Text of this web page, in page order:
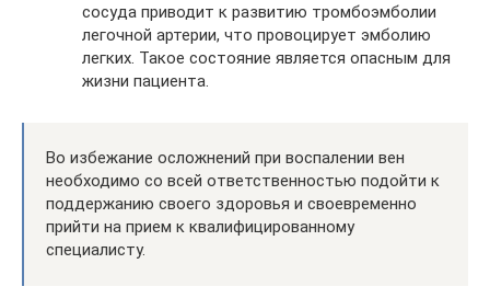
сосуда приводит к развитию тромбоэмболии
легочной артерии, что провоцирует эмболию
легких. Такое состояние является опасным для
жизни пациента.
Во избежание осложнений при воспалении вен
необходимо со всей ответственностью подойти к
поддержанию своего здоровья и своевременно
прийти на прием к квалифицированному
специалисту.